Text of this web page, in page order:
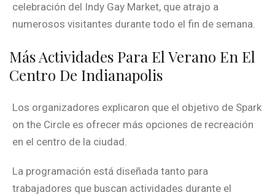
celebración del Indy Gay Market, que atrajo a
numerosos visitantes durante todo el fin de semana.
Más Actividades Para El Verano En El
Centro De Indianapolis
Los organizadores explicaron que el objetivo de Spark
on the Circle es ofrecer más opciones de recreación
en el centro de la ciudad.
La programación está diseñada tanto para
trabajadores que buscan actividades durante el